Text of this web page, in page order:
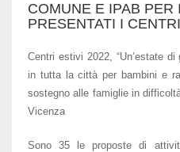
COMUNE E IPAB
PRESENTATI I
Centri estivi 2022, “Un’estate
in tutta la città per bambini e
sostegno alle famiglie in
Vicenza
Sono 35 le proposte di